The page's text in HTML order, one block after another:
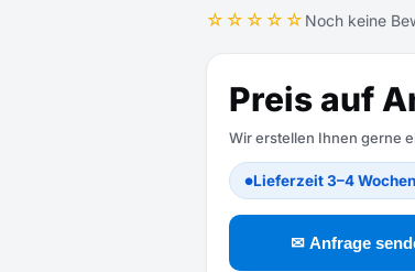
☆☆☆☆☆ Noch keine
Preis auf
Wir erstellen Ihnen gerne
●Lieferzeit 3–4 Wochen
✉ Anfrage